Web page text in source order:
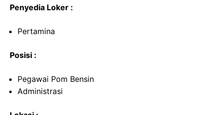
Penyedia Loker :
Pertamina
Posisi :
Pegawai Pom Bensin
Administrasi